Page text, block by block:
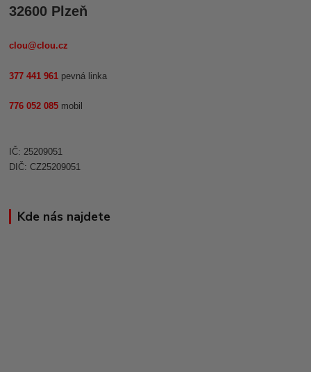
32600 Plzeň
clou@clou.cz
377 441 961 pevná linka
776 052 085 mobil
IČ: 25209051
DIČ: CZ25209051
Kde nás najdete